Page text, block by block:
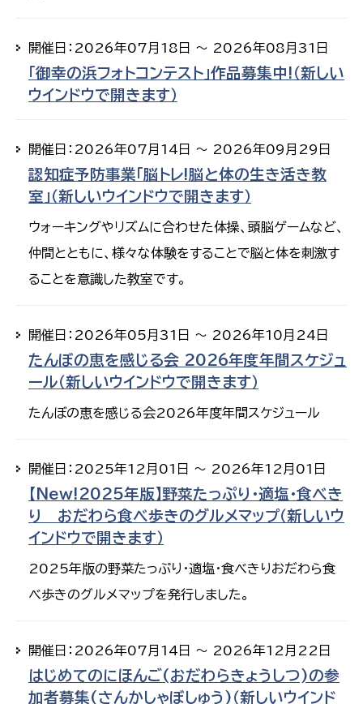
開催日：2026年07月18日 ～ 2026年08月31日
「御幸の浜フォトコンテスト」作品募集中!（新しい
ウインドウで開きます）
開催日：2026年07月14日 ～ 2026年09月29日
認知症予防事業「脳トレ!脳と体の生き活き教
室」（新しいウインドウで開きます）
ウォーキングやリズムに合わせた体操、頭脳ゲームなど、
仲間とともに、様々な体験をすることで脳と体を刺激す
ることを意識した教室です。
開催日：2026年05月31日 ～ 2026年10月24日
たんぼの恵を感じる会 2026年度年間スケジュ
ール（新しいウインドウで開きます）
たんぼの恵を感じる会2026年度年間スケジュール
開催日：2025年12月01日 ～ 2026年12月01日
【New!2025年版】野菜たっぷり・適塩・食べき
り おだわら食べ歩きのグルメマップ（新しいウ
インドウで開きます）
2025年版の野菜たっぷり・適塩・食べきりおだわら食
べ歩きのグルメマップを発行しました。
開催日：2026年07月14日 ～ 2026年12月22日
はじめてのにほんご(おだわらきょうしつ)の参
加者募集(さんかしゃぼしゅう)（新しいウインド